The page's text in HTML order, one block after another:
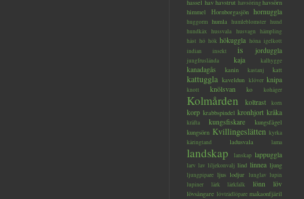
hassel hav havstrut havsöring havsörn
himmel
Hornborgasjön hornuggla
huggorm humla humleblomster hund
hundkäx
hussvala husvagn
hämpling
häst hö hök hökuggla höna igelkott
indian
insekt is jorduggla
jungfruslända kaja kalhygge
kanadagås kanin kastanj katt
kattuggla kaveldun klöver knipa
knott knölsvan ko kohäger
Kolmården koltrast korn
korp krabbspindel kronhjort kråka
kräfta kungsfiskare
kungsfågel
kungsörn Kvillingeslätten kyrka
käringtand
ladusvala lama
landskap lanskap lappuggla
larv lav liljekonvalj lind linnea ljung
ljungpipare ljus lodjur lunglav lupin
lupiner
lärk lärkfalk lönn löv
lövsångare lövträdlöpare makaonfjäril